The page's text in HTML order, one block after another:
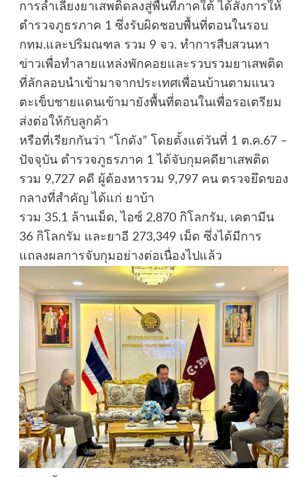
การลำเลียงยาเสพติดลงสู่พื้นที่ภาคใต้ ได้สั่งการให้
ตำรวจภูธรภาค 1 ซึ่งรับผิดชอบพื้นที่ตอนในรอบ
กทม.และปริมณฑล รวม 9 จว. ทำการสืบสวนหา
ข่าวเพื่อทำลายแหล่งพักคอยและรวบรวมยาเสพติด
ที่ลักลอบนำเข้ามาจากประเทศเพื่อนบ้านตามแนว
ตะเข็บชายแดนเข้ามายังพื้นที่ตอนในเพื่อรอเตรียม
ส่งต่อให้กับลูกค้า
หรือที่เรียกกันว่า “โกดัง” โดยตั้งแต่วันที่ 1 ต.ค.67 –
ปัจจุบัน ตำรวจภูธรภาค 1 ได้จับกุมคดียาเสพติด
รวม 9,727 คดี ผู้ต้องหารวม 9,797 คน ตรวจยึดของ
กลางที่สำคัญ ได้แก่ ยาบ้า
รวม 35.1 ล้านเม็ด, ไอซ์ 2,870 กิโลกรัม, เคตามีน
36 กิโลกรัม และยาอี 273,349 เม็ด ซึ่งได้มีการ
แถลงผลการจับกุมอย่างต่อเนื่องไปแล้ว